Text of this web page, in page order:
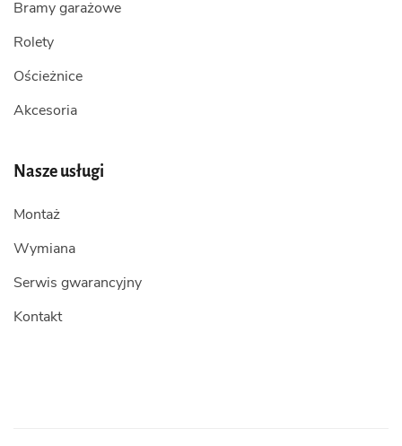
Bramy garażowe
Rolety
Ościeżnice
Akcesoria
Nasze usługi
Montaż
Wymiana
Serwis gwarancyjny
Kontakt